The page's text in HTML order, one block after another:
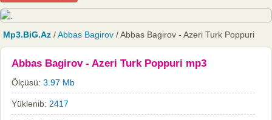
Mp3.BiG.Az /Abbas Bagirov / Abbas Bagirov - Azeri Turk Poppuri
Abbas Bagirov - Azeri Turk Poppuri mp3
Ölçüsü: 3.97 Mb
Yüklənib: 2417